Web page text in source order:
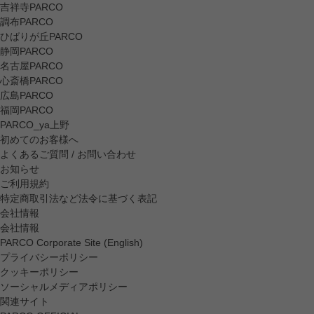
吉祥寺PARCO
調布PARCO
ひばりが丘PARCO
静岡PARCO
名古屋PARCO
心斎橋PARCO
広島PARCO
福岡PARCO
PARCO_ya上野
初めてのお客様へ
よくあるご質問 / お問い合わせ
お知らせ
ご利用規約
特定商取引法など法令に基づく表記
会社情報
会社情報
PARCO Corporate Site (English)
プライバシーポリシー
クッキーポリシー
ソーシャルメディアポリシー
関連サイト